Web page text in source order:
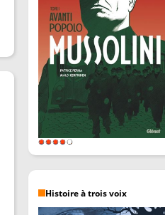
Histoire à trois voix